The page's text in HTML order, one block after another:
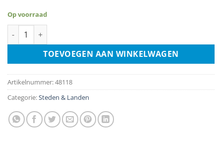
Op voorraad
Milaan - Italie aantal
TOEVOEGEN AAN WINKELWAGEN
Artikelnummer:48118
Categorie:Steden & Landen